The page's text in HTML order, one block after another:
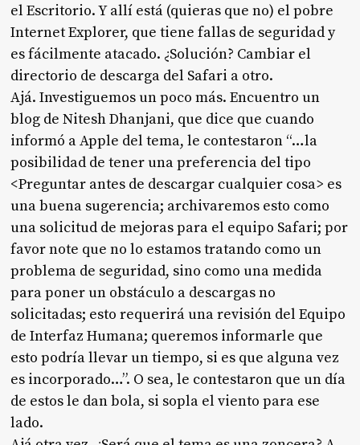
el Escritorio. Y allí está (quieras que no) el pobre
Internet Explorer, que tiene fallas de seguridad y
es fácilmente atacado. ¿Solución? Cambiar el
directorio de descarga del Safari a otro.
Ajá. Investiguemos un poco más. Encuentro un
blog de Nitesh Dhanjani, que dice que cuando
informó a Apple del tema, le contestaron “…la
posibilidad de tener una preferencia del tipo
<Preguntar antes de descargar cualquier cosa> es
una buena sugerencia; archivaremos esto como
una solicitud de mejoras para el equipo Safari; por
favor note que no lo estamos tratando como un
problema de seguridad, sino como una medida
para poner un obstáculo a descargas no
solicitadas; esto requerirá una revisión del Equipo
de Interfaz Humana; queremos informarle que
esto podría llevar un tiempo, si es que alguna vez
es incorporado…”. O sea, le contestaron que un día
de estos le dan bola, si sopla el viento para ese
lado.